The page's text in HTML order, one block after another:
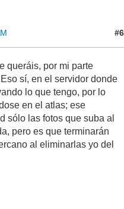
#6
queráis, por mi parte
Eso sí, en el servidor donde
lo que tengo, por lo
en el atlas; ese
sólo las fotos que suba al
pero es que terminarán
al eliminarlas yo del